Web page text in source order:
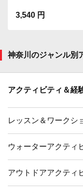
3,540 円
神奈川のジャンル別
アクティビティ＆経
レッスン＆ワークシ
ウォーターアクティ
アウトドアアクティ